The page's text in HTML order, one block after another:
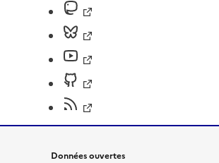
Données ouvertes